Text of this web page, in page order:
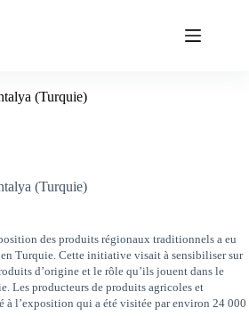
(Turquie)
(Turquie)
des produits régionaux traditionnels a eu
Turquie. Cette initiative visait à sensibiliser sur
d’origine et le rôle qu’ils jouent dans le
Les producteurs de produits agricoles et
à l’exposition qui a été visitée par environ 24 000